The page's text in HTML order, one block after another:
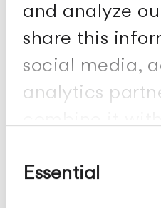
and analyze
share this
social media,
analytics
collected from
Selection
Essential